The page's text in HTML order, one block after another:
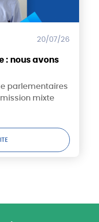
20/07/26
: nous avons
parlementaires
mixte